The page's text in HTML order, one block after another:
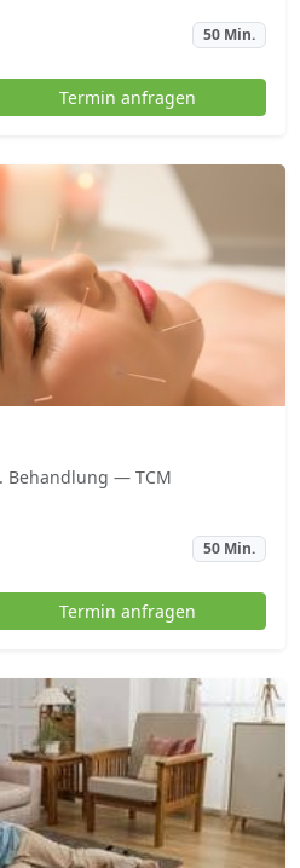
50 Min.
Termin anfragen
Behandlung — TCM
50 Min.
Termin anfragen